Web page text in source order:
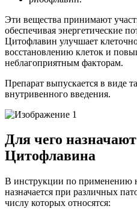
Эти вещества принимают
обеспечивая энергетические
Цитофлавин улучшает
восстановлению клеток и
неблагоприятным факторам.
Препарат выпускается в виде
внутривенного введения.
Для чего
Цитофлавина
В инструкции по применению
назначается при различных
числу которых относятся: